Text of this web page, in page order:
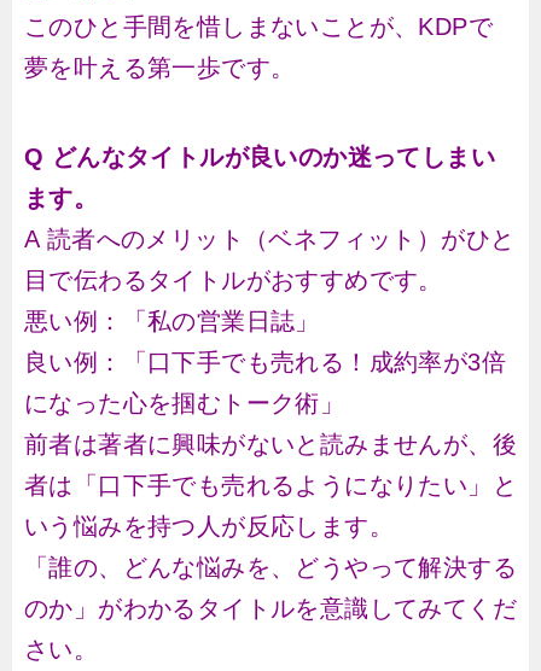
このひと手間を惜しまないことが、KDPで
夢を叶える第一歩です。
Q どんなタイトルが良いのか迷ってしまい
ます。
A 読者へのメリット（ベネフィット）がひと
目で伝わるタイトルがおすすめです。
悪い例：「私の営業日誌」
良い例：「口下手でも売れる！成約率が3倍
になった心を掴むトーク術」
前者は著者に興味がないと読みませんが、後
者は「口下手でも売れるようになりたい」と
いう悩みを持つ人が反応します。
「誰の、どんな悩みを、どうやって解決する
のか」がわかるタイトルを意識してみてくだ
さい。